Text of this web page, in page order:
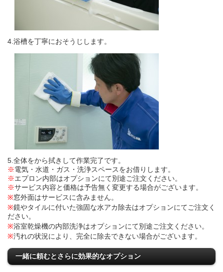
4.浴槽を丁寧におそうじします。
5.全体をから拭きして作業完了です。
※電気・水道・ガス・洗浄スペースをお借りします。
※エプロン内部はオプションにて別途ご注文ください。
※サービス内容と価格は予告無く変更する場合がございます。
※窓外面はサービスに含みません。
※鏡やタイルに付いた強固な水アカ除去はオプションにてご注文く
ださい。
※浴室乾燥機の内部洗浄はオプションにて別途ご注文ください。
※汚れの状況により、完全に除去できない場合がございます。
一緒に頼むとさらに効果的なオプション